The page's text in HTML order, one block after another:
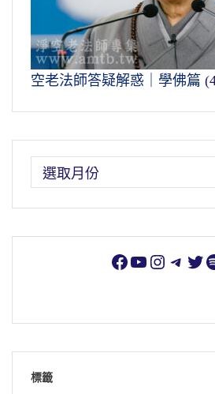
空老法師答疑解惑｜學佛篇
標籤